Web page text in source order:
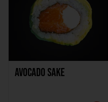
Avocado Sake